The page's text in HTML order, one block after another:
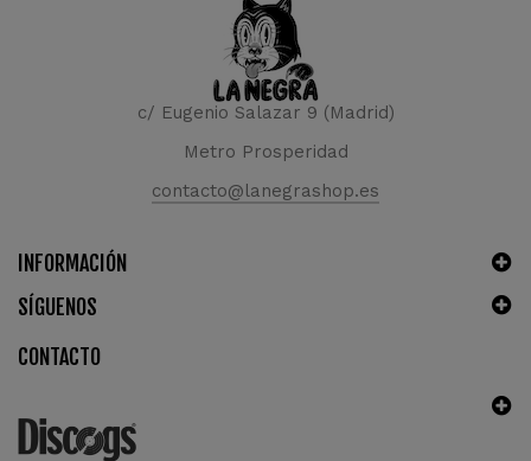
c/ Eugenio Salazar 9 (Madrid)
Metro Prosperidad
contacto@lanegrashop.es
INFORMACIÓN
SÍGUENOS
CONTACTO